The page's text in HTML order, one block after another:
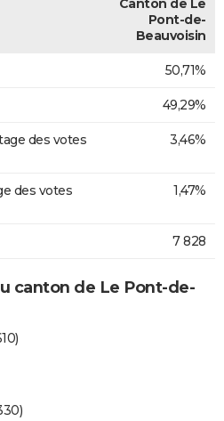
Canton de Le
Pont-de-
Beauvoisin
50,71%
49,29%
des votes
3,46%
des votes
1,47%
7 828
canton de Le Pont-de-